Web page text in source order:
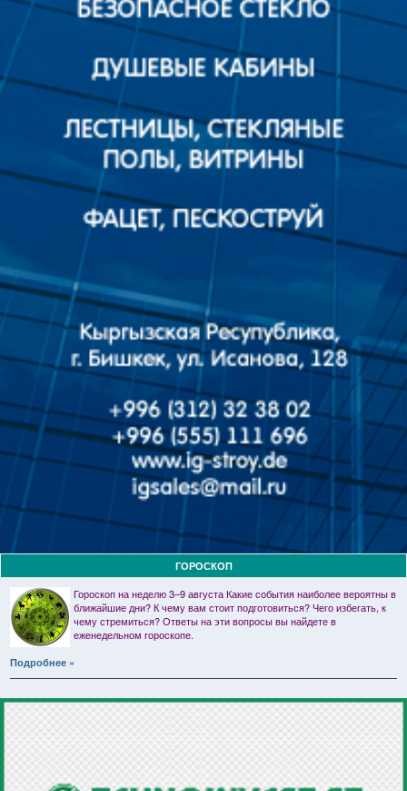
ГОРОСКОП
Гороскоп на неделю 3–9 августа Какие события наиболее вероятны в
ближайшие дни? К чему вам стоит подготовиться? Чего избегать, к
чему стремиться? Ответы на эти вопросы вы найдете в
еженедельном гороскопе.
Подробнее »